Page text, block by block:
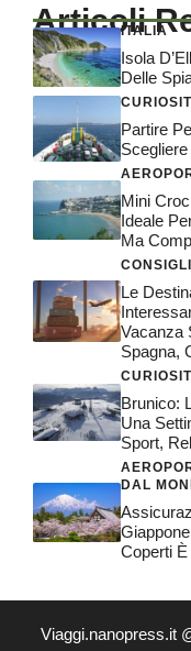
ArticoliITALIA
Isola
Delle
Partire
Mini
Ideale
Ma
Le
Vacanza
Spagna,
Brunico:
Una
Sport,
DAL
Coperti
Viaggi.nanopress.it